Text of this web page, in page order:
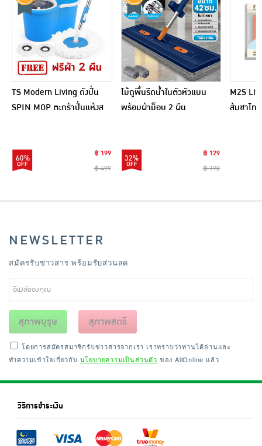
TS Modern Living ถังปั่น
SPIN MOP ตะกร้าปั่นแห้งส
60%
฿ 199
฿ 499
ไม้ถูพื้นรีดน้ำในตัวหัวแบน
พร้อมผ้าม็อบ 2 ผืน
32%
฿ 129
฿ 190
M2S
ส้มชาไท
NEWSLETTER
สมัครรับข่าวสาร พร้อมรับส่วนลด
สุภาพบุรุษ สุภาพสตรี
โดยการสมัครสมาชิกรับข่าวสารจากเรา เราทราบว่าท่านได้อ่านและ
ทำความเข้าใจเกี่ยวกับ นโยบายความเป็นส่วนตัว ของ AllOnline แล้ว
วิธีการชำระเงิน